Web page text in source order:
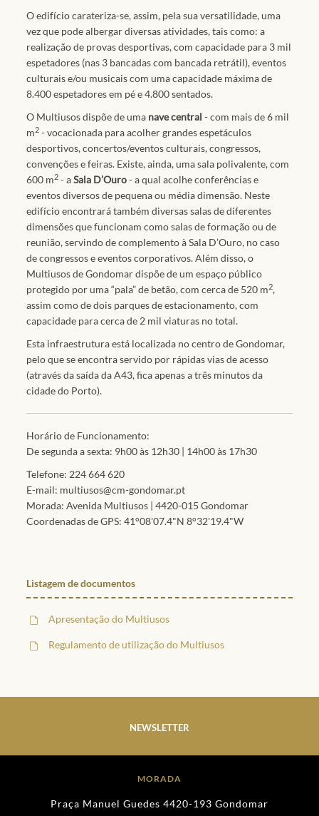
O edifício carateriza-se, assim, pela sua versatilidade, uma
vez que pode albergar diversas atividades, tais como: a
realização de provas desportivas, com capacidade para 3 mil
espetadores (nas 3 bancadas com bancada retrátil), eventos
culturais e/ou musicais com uma capacidade máxima de
8.400 espetadores em pé e 4.800 sentados.
O Multiusos dispõe de uma nave central - com mais de 6 mil
m2 - vocacionada para acolher grandes espetáculos
desportivos, concertos/eventos culturais, congressos,
convenções e feiras. Existe, ainda, uma sala polivalente, com
600 m2 - aSala D’Ouro- a qual acolhe conferências e
eventos diversos de pequena ou média dimensão. Neste
edifício encontrará também diversas salas de diferentes
dimensões que funcionam como salas de formação ou de
reunião, servindo de complemento à Sala D’Ouro, no caso
de congressos e eventos corporativos. Além disso, o
Multiusos de Gondomar dispõe de um espaço público
protegido por uma “pala” de betão, com cerca de 520 m2,
assim como de dois parques de estacionamento, com
capacidade para cerca de 2 mil viaturas no total.
Esta infraestrutura está localizada no centro de Gondomar,
pelo que se encontra servido por rápidas vias de acesso
(através da saída da A43, fica apenas a três minutos da
cidade do Porto).
Horário de Funcionamento:
De segunda a sexta: 9h00 às 12h30 | 14h00 às 17h30
Telefone: 224 664 620
E-mail: multiusos@cm-gondomar.pt
Morada: Avenida Multiusos | 4420-015 Gondomar
Coordenadas de GPS: 41°08'07.4"N 8°32'19.4"W
Listagem de documentos
Apresentação do Multiusos
Regulamento de utilização do Multiusos
NEWSLETTER
MORADA
Praça Manuel Guedes 4420-193 Gondomar